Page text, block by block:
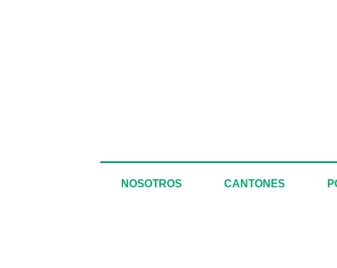
NOSOTROS CANTONES